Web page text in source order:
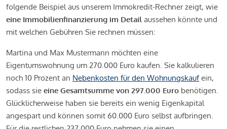
folgende Beispiel aus unserem Immokredit-Rechner zeigt, wie
eine Immobilienfinanzierung im Detail aussehen könnte und
mit welchen Gebühren Sie rechnen müssen:
Martina und Max Mustermann möchten eine
Eigentumswohnung um 270.000 Euro kaufen. Sie kalkulieren
noch 10 Prozent an Nebenkosten für den Wohnungskaufein,
sodass sie eine Gesamtsumme von 297.000 Euro benötigen.
Glücklicherweise haben sie bereits ein wenig Eigenkapital
angespart und können somit 60.000 Euro selbst aufbringen.